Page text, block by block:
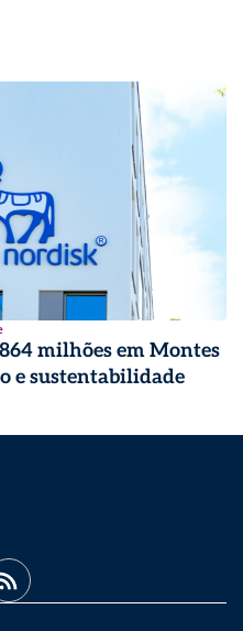
milhões em Montes
e sustentabilidade